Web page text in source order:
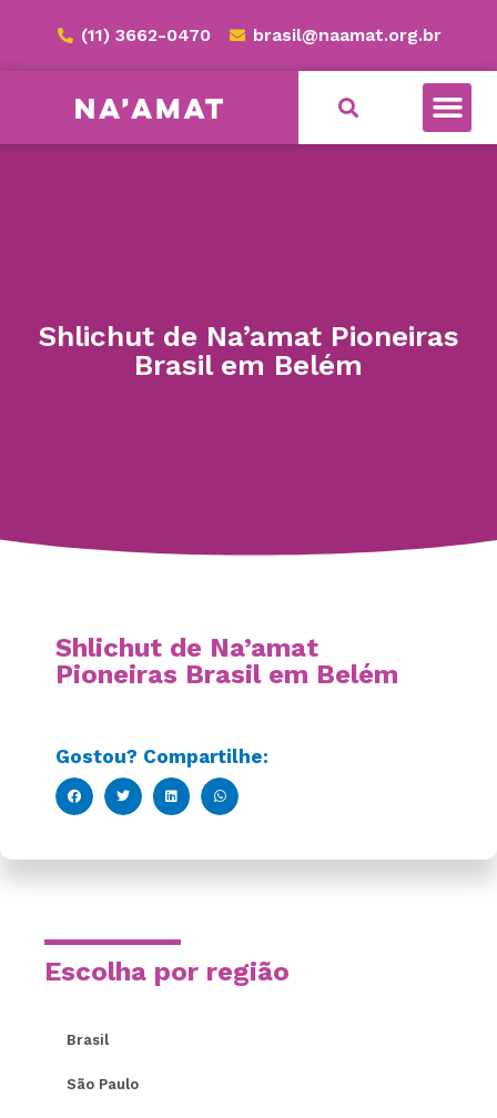
(11) 3662-0470 brasil@naamat.org.br
Shlichut de Na’amat Pioneiras
Brasil em Belém
Shlichut de Na’amat
Pioneiras Brasil em Belém
Gostou? Compartilhe:
Escolha por região
Brasil
São Paulo